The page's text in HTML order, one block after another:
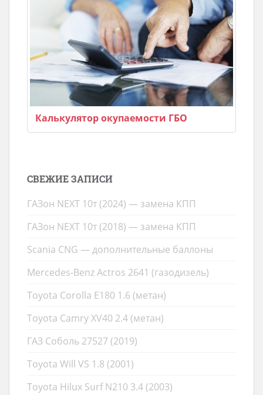
Калькулятор окупаемости ГБО
СВЕЖИЕ ЗАПИСИ
ГАЗон NEXT 10т (2024) — замена КПП
ГАЗон NEXT 10т (2018) — замена КПП
Scania CNG — дополнительные баллоны
Mercedes-Benz Actros 2641 (газодизель)
Toyota Corolla E180 1.6 (метан)
Toyota Camry XV40 2.4 (метан)
ГАЗ Соболь 27527 (2019)
Toyota Will VS 1.8 (2001)
Toyota Hilux Surf N210 3.4 (2003)